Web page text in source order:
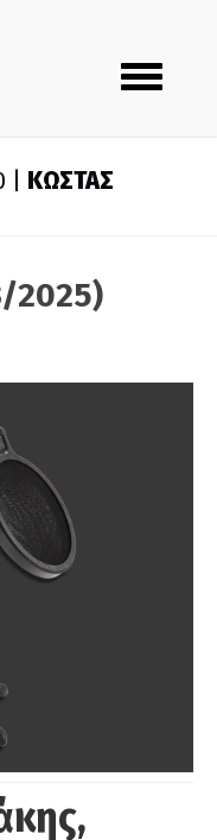
Toggle
navigation
| ΚΩΣΤΑΣ
2025)